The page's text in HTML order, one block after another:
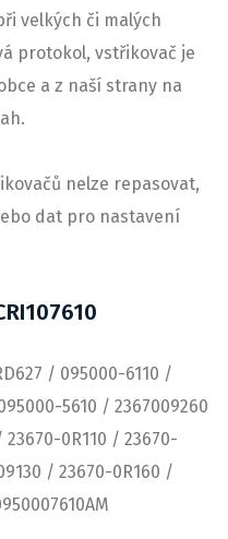
velkých či malých
protokol, vstřikovač je
a z naší strany na
nelze repasovat,
dat pro nastavení
/ 095000-6110 /
5610 / 2367009260
0R110 / 23670-
/ 23670-0R160 /